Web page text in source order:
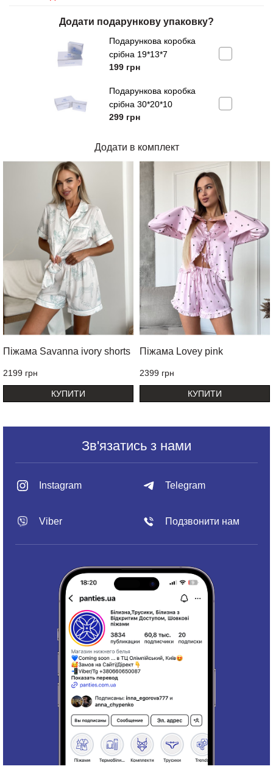
Додати подарункову упаковку?
Подарункова коробка
срібна 19*13*7
199 грн
Подарункова коробка
срібна 30*20*10
299 грн
Додати в комплект
Піжама Savanna ivory shorts
2199 грн
КУПИТИ
Піжама Lovey pink
2399 грн
КУПИТИ
Зв'язатись з нами
Instagram Telegram
Viber Подзвонити нам